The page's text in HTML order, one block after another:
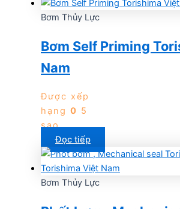
Bơm Thủy Lực
Bơm Self Priming
Nam
Được xếp
hạng 0 5
sao
Đọc tiếp
Bơm Thủy Lực